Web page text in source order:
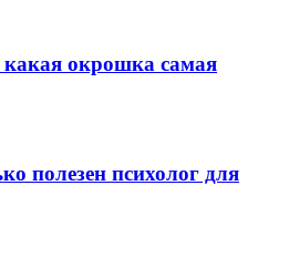
какая окрошка самая
полезен психолог для